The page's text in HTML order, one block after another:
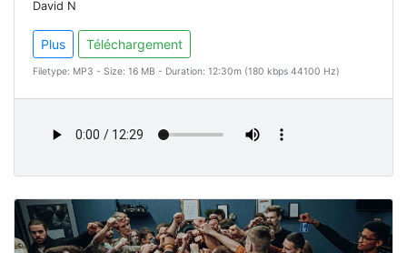
David N
Plus Téléchargement
Filetype: MP3 - Size: 16 MB - Duration: 12:30m (180 kbps 44100 Hz)